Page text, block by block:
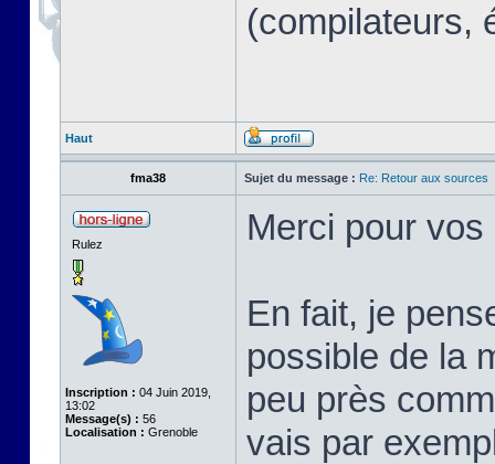
(compilateurs,
Haut
fma38 Sujet du message : Re: Retour aux sources
Rulez
Inscription : 04 Juin 2019,
13:02
Message(s) : 56
Localisation : Grenoble
Merci pour
En fait, je
possible de la
peu près
vais par